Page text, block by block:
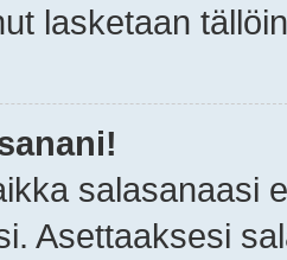
lasketaan
salasanaasi
Asettaaksesi